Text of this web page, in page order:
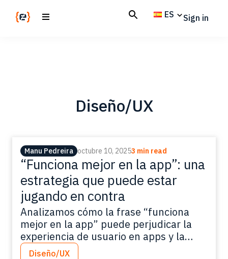
ES Sign in
Diseño/UX
Manu Pedreira octubre 10, 20253 min read
“Funciona mejor en la app”: una
estrategia que puede estar
jugando en contra
Analizamos cómo la frase “funciona
mejor en la app” puede perjudicar la
experiencia de usuario en apps y la
relación con el público
Diseño/UX